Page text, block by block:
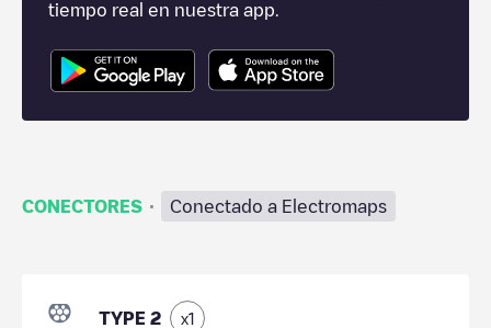
tiempo real en nuestra app.
CONECTORES · Conectado a Electromaps
TYPE 2 x1